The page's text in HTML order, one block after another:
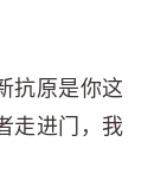
抗原是你这
走进门，我